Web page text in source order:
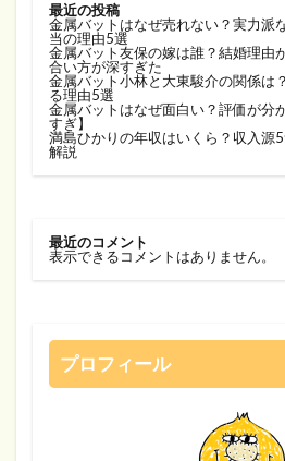
最近の投稿
金属バットはなぜ売れない？実力派
当の理由5選
金属バット友保の嫁は誰？結婚理由
合い方が深すぎた
金属バット小林と大東駿介の関係は
る理由5選
金属バットはなぜ面白い？評価が分
すぎ】
満島ひかりの年収はいくら？収入源
解説
最近のコメント
表示できるコメントはありません。
プロフィール